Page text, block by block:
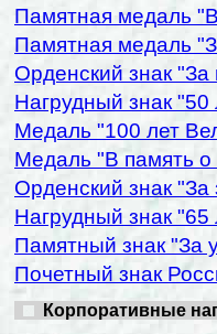
Памятная медаль
Памятная медаль
Орденский знак "За
Нагрудный знак "50
Медаль "100 лет
Медаль "В память
Орденский знак "За
Нагрудный знак
Памятный знак "За
Почетный знак
Корпоративные